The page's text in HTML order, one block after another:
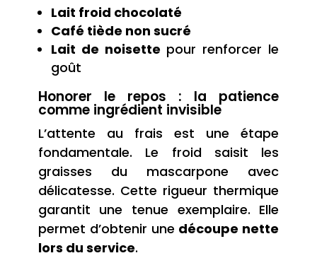
Lait froid chocolaté
Café tiède non sucré
Lait de noisette pour renforcer le
goût
Honorer le repos : la patience
comme ingrédient invisible
L’attente au frais est une étape
fondamentale. Le froid saisit les
graisses du mascarpone avec
délicatesse. Cette rigueur thermique
garantit une tenue exemplaire. Elle
permet d’obtenir une découpe nette
lors du service.